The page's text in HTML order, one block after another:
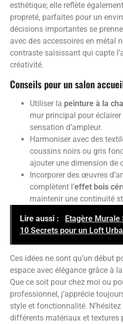
esthétique; elle reflète
propreté, parfaites pour un
décisions importantes se
avec des accessoires en métal
contraste saisissant qui capte
créativité.
Conseils pour un salon
Utiliser la peinture à la
mur principal pour
sensation d’ampleur.
Harmoniser avec des
coussins noirs ou gris
ajouter une dimension de
Incorporer des œuvres
complètent l’effet bois
maintenir une continuité
Lire aussi :
Etagère
10 Secrets pour un Loft
Ces idées ne sont qu’un début
espace avec élégance grâce à la
Que ce soit pour chez moi ou
professionnel, j’apprécie
style et fonctionnalité.
différents matériaux et textures